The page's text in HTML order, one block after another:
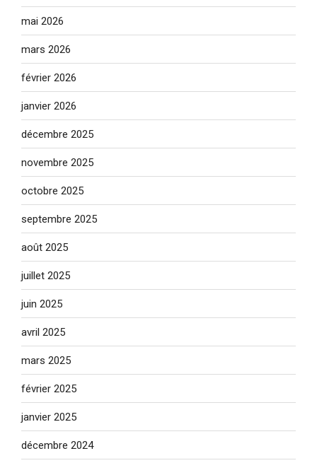
mai 2026
mars 2026
février 2026
janvier 2026
décembre 2025
novembre 2025
octobre 2025
septembre 2025
août 2025
juillet 2025
juin 2025
avril 2025
mars 2025
février 2025
janvier 2025
décembre 2024